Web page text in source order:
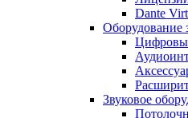
Dante
Оборудование
Звуковое